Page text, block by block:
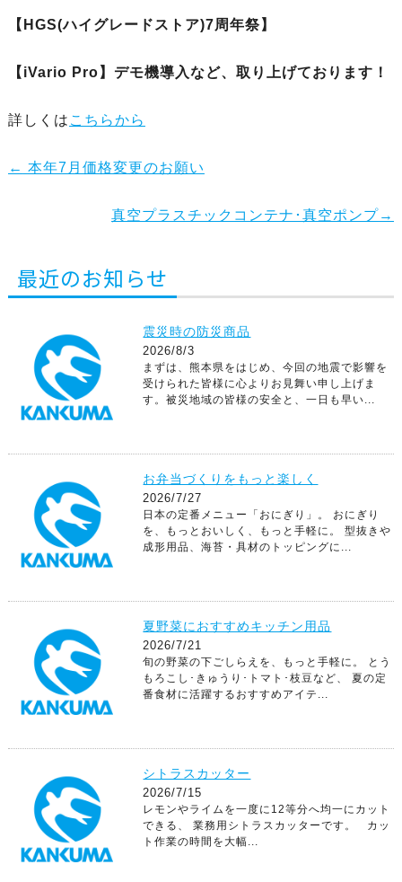
【HGS(ハイグレードストア)7周年祭】
【iVario Pro】デモ機導入など、取り上げております！
詳しくは こちらから
← 本年7月価格変更のお願い
真空プラスチックコンテナ･真空ポンプ→
最近のお知らせ
震災時の防災商品
2026/8/3
まずは、熊本県をはじめ、今回の地震で影響を
受けられた皆様に心よりお見舞い申し上げま
す。被災地域の皆様の安全と、一日も早い...
お弁当づくりをもっと楽しく
2026/7/27
日本の定番メニュー「おにぎり」。 おにぎり
を、もっとおいしく、もっと手軽に。 型抜きや
成形用品、海苔・具材のトッピングに...
夏野菜におすすめキッチン用品
2026/7/21
旬の野菜の下ごしらえを、もっと手軽に。 とう
もろこし･きゅうり･トマト･枝豆など、 夏の定
番食材に活躍するおすすめアイテ...
シトラスカッター
2026/7/15
レモンやライムを一度に12等分へ均一にカット
できる、 業務用シトラスカッターです。 カッ
ト作業の時間を大幅...